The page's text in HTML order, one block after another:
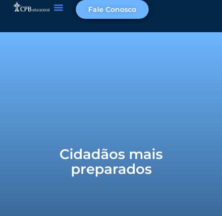
Fale Conosco
Cidadãos mais
preparados